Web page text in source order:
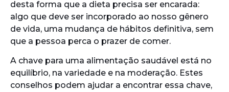
desta forma que a dieta precisa ser encarada:
algo que deve ser incorporado ao nosso gênero
de vida, uma mudança de hábitos definitiva, sem
que a pessoa perca o prazer de comer.
A chave para uma alimentação saudável está no
equilíbrio, na variedade e na moderação. Estes
conselhos podem ajudar a encontrar essa chave,